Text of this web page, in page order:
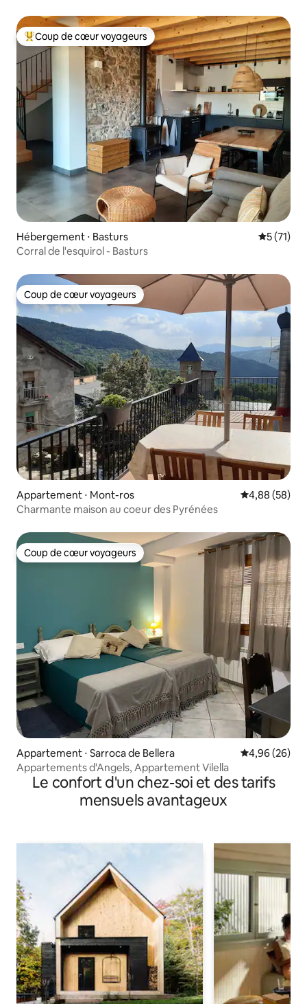
Coups de cœur voyageurs les plus appréciés
Coup de cœur voyageurs
Hébergement ⋅ Basturs
5 (71)
Corral de l'esquirol - Basturs
Coup de cœur voyageurs
Coup de cœur voyageurs
Appartement ⋅ Mont-ros Évaluation
4,88 (58)
Charmante maison au coeur des Pyrénées
Coup de cœur voyageurs
Coup de cœur voyageurs
Appartement ⋅ Sarroca de Bellera Évaluation
4,96 (26)
Appartements d'Angels, Appartement Vilella
Le confort d'un chez-soi et des tarifs
mensuels avantageux